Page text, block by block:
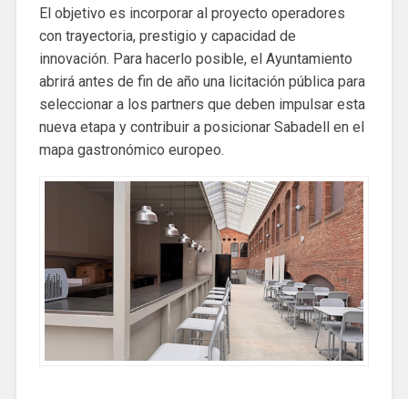
El objetivo es incorporar al proyecto operadores
con trayectoria, prestigio y capacidad de
innovación. Para hacerlo posible, el Ayuntamiento
abrirá antes de fin de año una licitación pública para
seleccionar a los partners que deben impulsar esta
nueva etapa y contribuir a posicionar Sabadell en el
mapa gastronómico europeo.